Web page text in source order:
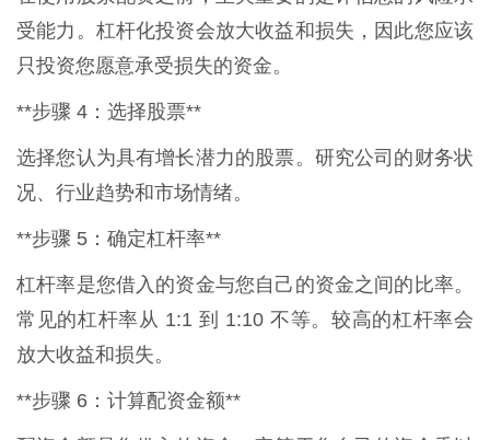
受能力。杠杆化投资会放大收益和损失，因此您应该
只投资您愿意承受损失的资金。
**步骤 4：选择股票**
选择您认为具有增长潜力的股票。研究公司的财务状
况、行业趋势和市场情绪。
**步骤 5：确定杠杆率**
杠杆率是您借入的资金与您自己的资金之间的比率。
常见的杠杆率从 1:1 到 1:10 不等。较高的杠杆率会
放大收益和损失。
**步骤 6：计算配资金额**